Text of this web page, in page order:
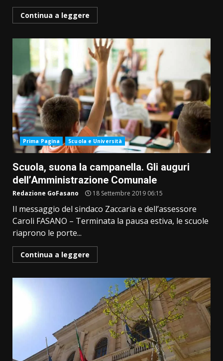
Continua a leggere
Prima Pagina Scuola e Università
Scuola, suona la campanella. Gli auguri
dell’Amministrazione Comunale
Redazione GoFasano 18 Settembre 2019 06:15
Il messaggio del sindaco Zaccaria e dell’assessore
Caroli FASANO – Terminata la pausa estiva, le scuole
riaprono le porte...
Continua a leggere